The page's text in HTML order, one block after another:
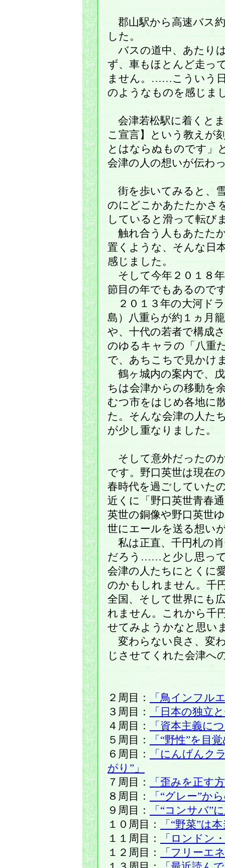
郡山駅から高速バス
した。
バスの道中、あたり
ず、車もほとんど走っ
ません。……こういう
のようなものを感じま
会津若松駅に着くと
こ宣言】という教えが
とはならぬものです」
会津の人の想いが伝わ
街を歩いてみると、
のにどこかあたたかさ
していると滑って転び
触れ合う人もあたた
置くような、そんな日
感じました。
そして今年２０１８
節目の年でもあるので
２０１３年の大河ド
島）八重らが約１ヵ月
や、十代の若者で構成
のゆるキャラの「八重
で、あちこちで見かけ
鶴ヶ城内の案内で、
ちは会津からの移動を
むつ市をはじめ各地に
た。そんな会津の人た
が少し重なりました。
そして意外だったの
です。野口英世は現在
春時代を過ごしていた
近くに「野口英世青春
英世の銅像や野口英世
世にエールを送る想い
私は正直、千円札の
だろう……と少し思っ
会津の人たちにとくに
のかもしれません。千
全国、そして世界にも
れません。これから千
せてみようかなと思い
変わらない良さ、変
じさせてくれた会津へ
２周目：
「鳥インフル
３周目：
「日本の独立
４周目：
「資本主義に
５周目：
「“野性”を目
６周目：
「にんげんク
がり”」
７周目：
「歪みを正す
８周目：
「“グレー”か
９周目：
「“コンサバ”
１０周目：
「“野菜”は
１１周目：
「ロンドン
１２周目：
「フリーエ